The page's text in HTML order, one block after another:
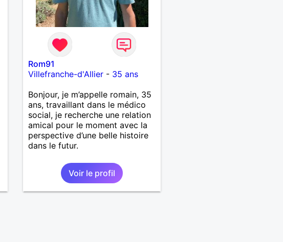
Rom91
Villefranche-d'Allier - 35 ans
Bonjour, je m’appelle romain, 35
ans, travaillant dans le médico
social, je recherche une relation
amical pour le moment avec la
perspective d’une belle histoire
dans le futur.
Voir le profil